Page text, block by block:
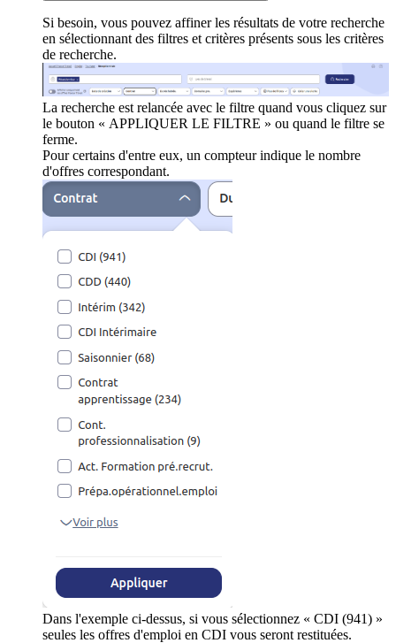
Si besoin, vous pouvez affiner les résultats de votre recherche
en sélectionnant des filtres et critères présents sous les critères
de recherche.
La recherche est relancée avec le filtre quand vous cliquez sur
le bouton « APPLIQUER LE FILTRE » ou quand le filtre se
ferme.
Pour certains d'entre eux, un compteur indique le nombre
d'offres correspondant.
Dans l'exemple ci-dessus, si vous sélectionnez « CDI (941) »
seules les offres d'emploi en CDI vous seront restituées.